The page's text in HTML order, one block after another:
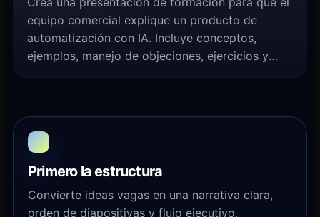
equipo comercial explique un producto de
automatización con IA. Incluye conceptos,
ejemplos, manejo de objeciones, ejercicios y
Primero la estructura
Convierte ideas vagas en una narrativa clara,
orden de diapositivas y flujo ejecutivo.